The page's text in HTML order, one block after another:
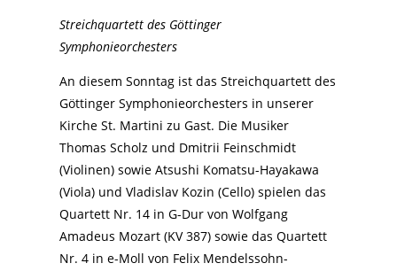
Streichquartett des Göttinger
Symphonieorchesters
An diesem Sonntag ist das Streichquartett des
Göttinger Symphonieorchesters in unserer
Kirche St. Martini zu Gast. Die Musiker
Thomas Scholz und Dmitrii Feinschmidt
(Violinen) sowie Atsushi Komatsu-Hayakawa
(Viola) und Vladislav Kozin (Cello) spielen das
Quartett Nr. 14 in G-Dur von Wolfgang
Amadeus Mozart (KV 387) sowie das Quartett
Nr. 4 in e-Moll von Felix Mendelssohn-